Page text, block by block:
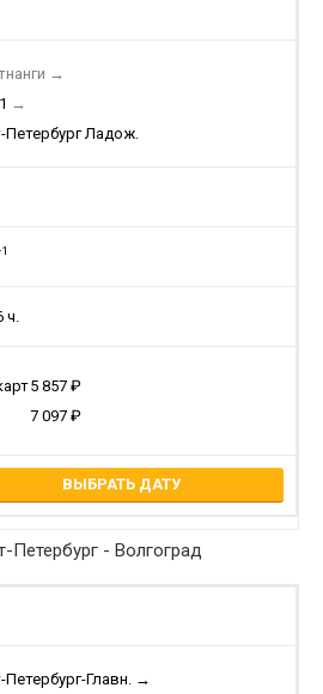
→
→
Петербург Ладож.
ч.
5 857
7 097
ВЫБРАТЬ ДАТУ
Петербург - Волгоград
Петербург-Главн. →